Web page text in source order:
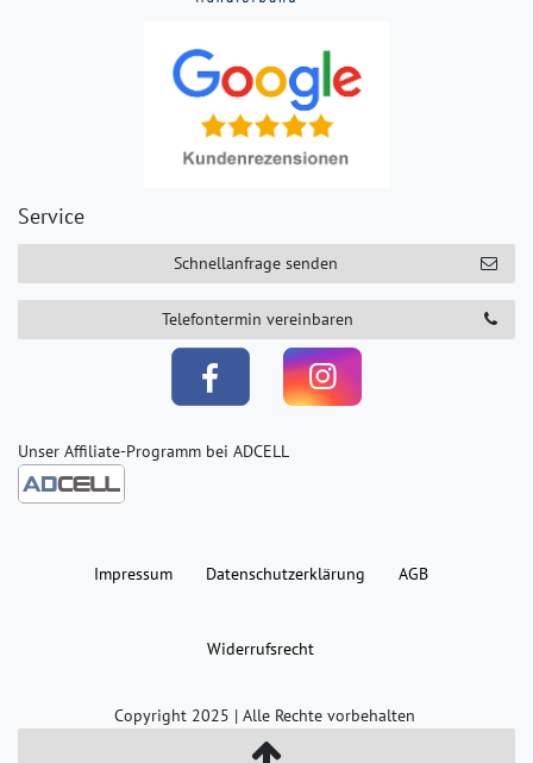
Service
Schnellanfrage senden
Telefontermin vereinbaren
Unser Affiliate-Programm bei ADCELL
Impressum Daten­schutz­erklärung AGB
Widerrufs­recht
Copyright 2025 | Alle Rechte vorbehalten